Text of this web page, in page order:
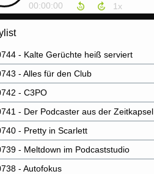
00:00:00
- Kalte Gerüchte heiß serviert
- Alles für den Club
- C3PO
- Der Podcaster aus der Zeitkapsel
- Pretty in Scarlett
- Meltdown im Podcaststudio
- Autofokus